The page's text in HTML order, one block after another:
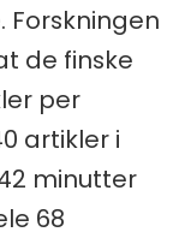
de finske
per
artikler i
minutter
68